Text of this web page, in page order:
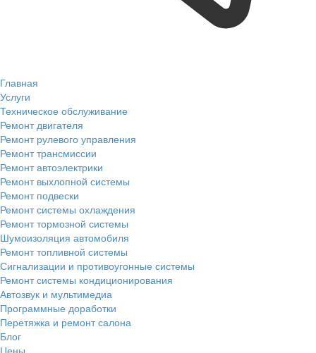
Главная
Услуги
Техническое обслуживание
Ремонт двигателя
Ремонт рулевого управления
Ремонт трансмиссии
Ремонт автоэлектрики
Ремонт выхлопной системы
Ремонт подвески
Ремонт системы охлаждения
Ремонт тормозной системы
Шумоизоляция автомобиля
Ремонт топливной системы
Сигнализации и противоугонные системы
Ремонт системы кондиционирования
Автозвук и мультимедиа
Программные доработки
Перетяжка и ремонт салона
Блог